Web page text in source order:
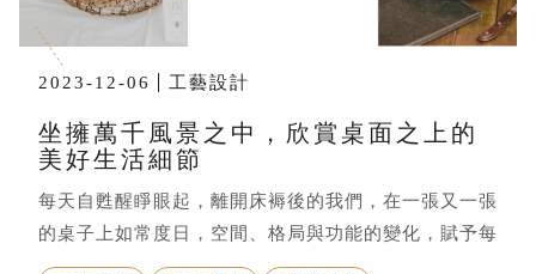
2023-12-06 工藝設計
坐擁萬千風景之中，欣賞桌面之上的
美好生活細節
每天自甦醒睜眼起，離開床褥後的我們，在一張又一張
的桌子上如常度日，空間、格局與功能的變化，賦予每
張桌子的意義判若雲泥